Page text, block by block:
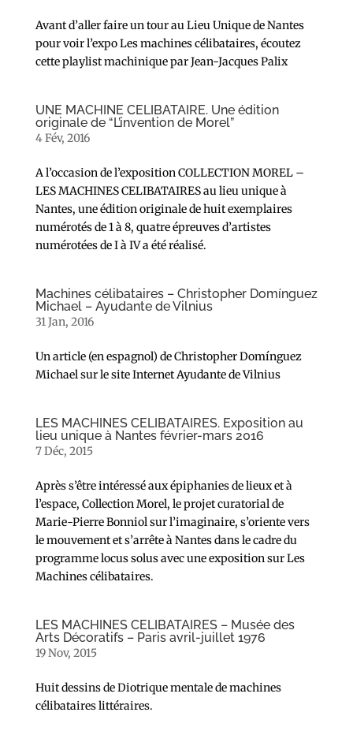
Avant d’aller faire un tour au Lieu Unique de Nantes
pour voir l’expo Les machines célibataires, écoutez
cette playlist machinique par Jean-Jacques Palix
UNE MACHINE CELIBATAIRE. Une édition
originale de “L’invention de Morel”
4 Fév, 2016
A l’occasion de l’exposition COLLECTION MOREL –
LES MACHINES CELIBATAIRES au lieu unique à
Nantes, une édition originale de huit exemplaires
numérotés de 1 à 8, quatre épreuves d’artistes
numérotées de I à IV a été réalisé.
Machines célibataires – Christopher Domínguez
Michael – Ayudante de Vilnius
31 Jan, 2016
Un article (en espagnol) de Christopher Domínguez
Michael sur le site Internet Ayudante de Vilnius
LES MACHINES CELIBATAIRES. Exposition au
lieu unique à Nantes février-mars 2016
7 Déc, 2015
Après s’être intéressé aux épiphanies de lieux et à
l’espace, Collection Morel, le projet curatorial de
Marie-Pierre Bonniol sur l’imaginaire, s’oriente vers
le mouvement et s’arrête à Nantes dans le cadre du
programme locus solus avec une exposition sur Les
Machines célibataires.
LES MACHINES CELIBATAIRES – Musée des
Arts Décoratifs – Paris avril-juillet 1976
19 Nov, 2015
Huit dessins de Diotrique mentale de machines
célibataires littéraires.